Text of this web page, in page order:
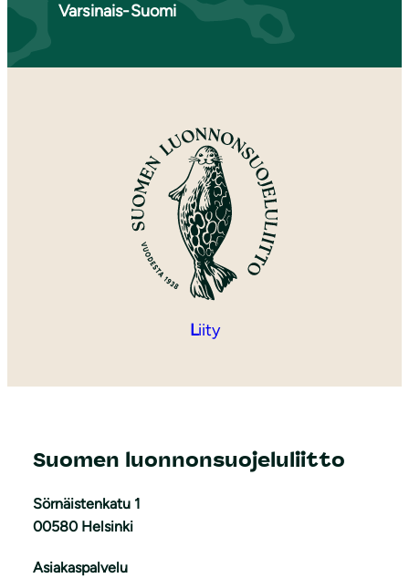
Varsinais-Suomi
Liity
Suomen luonnonsuojeluliitto
Sörnäistenkatu 1
00580 Helsinki
Asiakaspalvelu